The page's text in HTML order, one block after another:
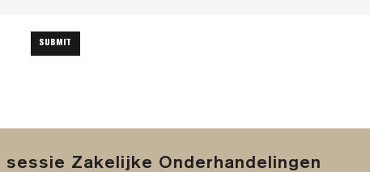
Zakelijke Onderhandelingen